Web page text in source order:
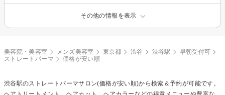
その他の情報を表示
美容院・美容室 メンズ美容室 東京都 渋谷 渋谷駅
早朝受付可
ストレートパーマ
価格が安い順
渋谷駅のストレートパーマサロン(価格が安い順)から検索＆予約が可能です。